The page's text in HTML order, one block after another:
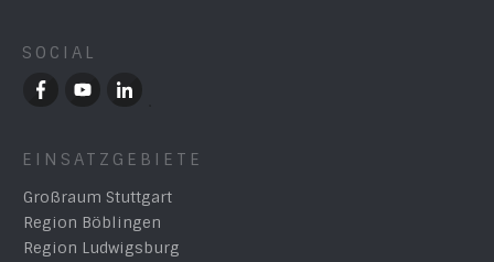
SOCIAL
EINSATZGEBIETE
Großraum Stuttgart
Region Böblingen
Region Ludwigsburg